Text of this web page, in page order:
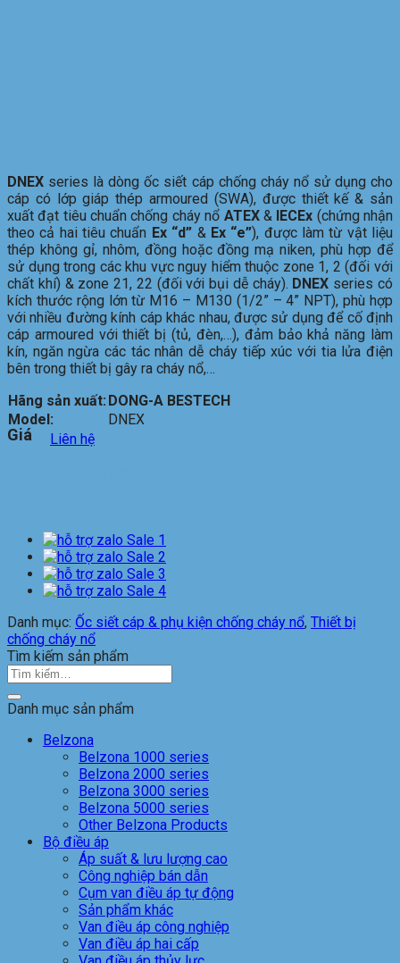
DNEX series là dòng ốc siết cáp chống cháy nổ sử dụng cho
cáp có lớp giáp thép armoured (SWA), được thiết kế & sản
xuất đạt tiêu chuẩn chống cháy nổ ATEX &IECEx (chứng nhận
theo cả hai tiêu chuẩn Ex “d” &Ex “e”), được làm từ vật liệu
thép không gỉ, nhôm, đồng hoặc đồng mạ niken, phù hợp để
sử dụng trong các khu vực nguy hiểm thuộc zone 1, 2 (đối với
chất khí) & zone 21, 22 (đối với bụi dễ cháy). DNEX series có
kích thước rộng lớn từ M16 – M130 (1/2” – 4” NPT), phù hợp
với nhiều đường kính cáp khác nhau, được sử dụng để cố định
cáp armoured với thiết bị (tủ, đèn,…), đảm bảo khả năng làm
kín, ngăn ngừa các tác nhân dễ cháy tiếp xúc với tia lửa điện
bên trong thiết bị gây ra cháy nổ,…
Hãng sản xuất: DONG-A BESTECH
Model:
DNEX
Giá Liên hệ
Sale 1
Sale 2
Sale 3
Sale 4
Danh mục: Ốc siết cáp & phụ kiện chống cháy nổ, Thiết bị
chống cháy nổ
Tìm kiếm sản phẩm
Tìm
Danh mục sản phẩm
Belzona
Belzona 1000 series
Belzona 2000 series
Belzona 3000 series
Belzona 5000 series
Other Belzona Products
Bộ điều áp
Áp suất & lưu lượng cao
Công nghiệp bán dẫn
Cụm van điều áp tự động
Sản phẩm khác
Van điều áp công nghiệp
Van điều áp hai cấp